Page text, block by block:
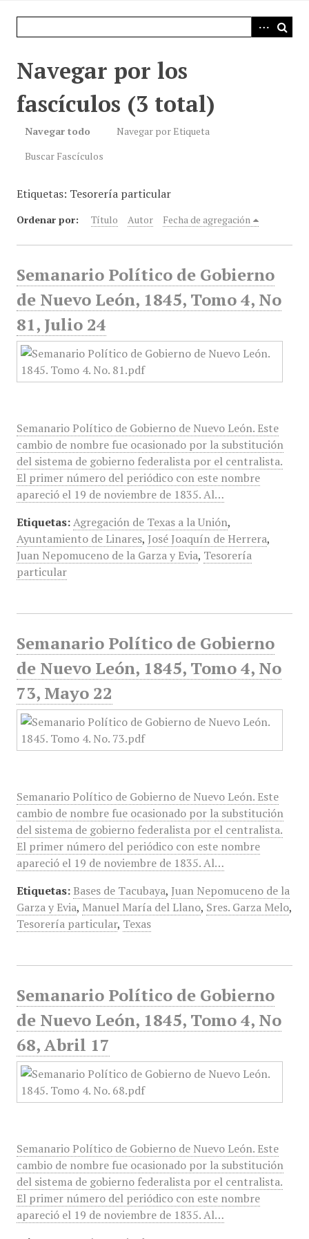
Navegar por los
fascículos (3 total)
Navegar todo
Navegar por Etiqueta
Buscar Fascículos
Etiquetas: Tesorería particular
Ordenar por: Título Autor Fecha de agregación
Semanario Político de Gobierno
de Nuevo León, 1845, Tomo 4, No
81, Julio 24
Semanario Político de Gobierno de Nuevo León. Este
cambio de nombre fue ocasionado por la substitución
del sistema de gobierno federalista por el centralista.
El primer número del periódico con este nombre
apareció el 19 de noviembre de 1835. Al…
Etiquetas: Agregación de Texas a la Unión,
Ayuntamiento de Linares, José Joaquín de Herrera,
Juan Nepomuceno de la Garza y Evia, Tesorería
particular
Semanario Político de Gobierno
de Nuevo León, 1845, Tomo 4, No
73, Mayo 22
Semanario Político de Gobierno de Nuevo León. Este
cambio de nombre fue ocasionado por la substitución
del sistema de gobierno federalista por el centralista.
El primer número del periódico con este nombre
apareció el 19 de noviembre de 1835. Al…
Etiquetas: Bases de Tacubaya, Juan Nepomuceno de la
Garza y Evia, Manuel María del Llano, Sres. Garza Melo,
Tesorería particular, Texas
Semanario Político de Gobierno
de Nuevo León, 1845, Tomo 4, No
68, Abril 17
Semanario Político de Gobierno de Nuevo León. Este
cambio de nombre fue ocasionado por la substitución
del sistema de gobierno federalista por el centralista.
El primer número del periódico con este nombre
apareció el 19 de noviembre de 1835. Al…